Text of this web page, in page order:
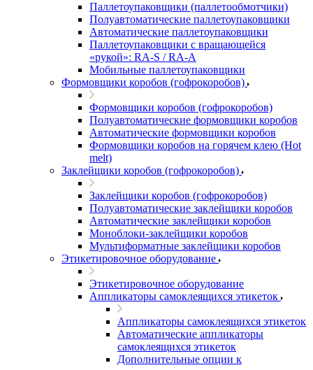
Паллетоупаковщики (паллетообмотчики)
Полуавтоматические паллетоупаковщики
Автоматические паллетоупаковщики
Паллетоупаковщики с вращающейся
«рукой»: RA-S / RA-A
Мобильные паллетоупаковщики
Формовщики коробов (гофрокоробов)
Формовщики коробов (гофрокоробов)
Полуавтоматические формовщики коробов
Автоматические формовщики коробов
Формовщики коробов на горячем клею (Hot
melt)
Заклейщики коробов (гофрокоробов)
Заклейщики коробов (гофрокоробов)
Полуавтоматические заклейщики коробов
Автоматические заклейщики коробов
Моноблоки-заклейщики коробов
Мультиформатные заклейщики коробов
Этикетировочное оборудование
Этикетировочное оборудование
Аппликаторы самоклеящихся этикеток
Аппликаторы самоклеящихся этикеток
Автоматические аппликаторы
самоклеящихся этикеток
Дополнительные опции к